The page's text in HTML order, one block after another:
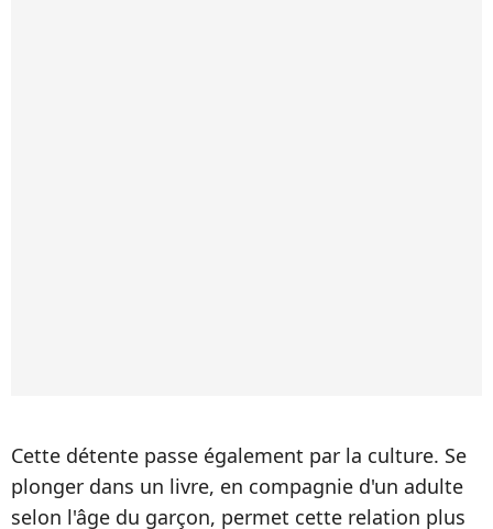
Cette détente passe également par la culture. Se
plonger dans un livre, en compagnie d'un adulte
selon l'âge du garçon, permet cette relation plus